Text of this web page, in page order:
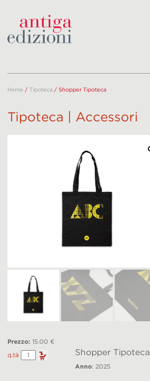
Home / Tipoteca / Shopper Tipoteca
Tipoteca | Accessori
Shopper Tipoteca
Anno: 2025
Prezzo: 15.00 €
q.tà
Shopper
Tipoteca